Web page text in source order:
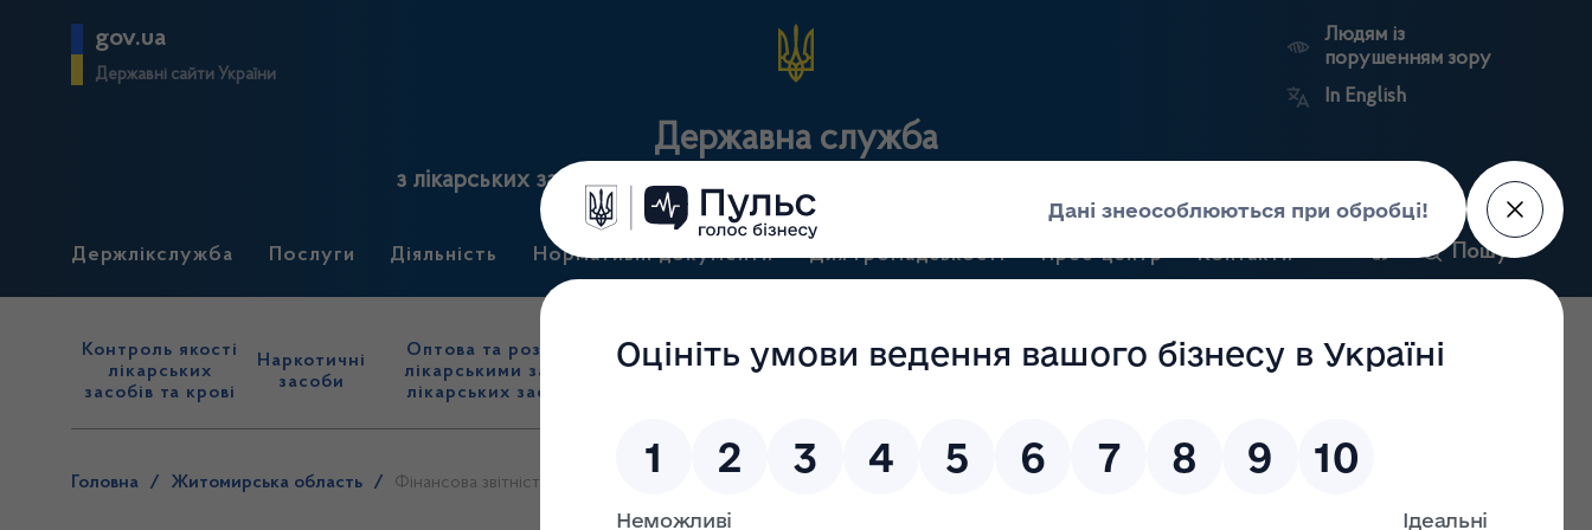
gov.ua
Державні сайти України
Державна служба
з лікарських засобів та контролю за наркотиками у Житомирській області
Людям із
порушенням зору
In English
Держлікслужба Послуги Діяльність Нормативні документи Для громадськості Прес-центр Контакти Пошук
Контроль якості
лікарських
засобів та крові
Наркотичні
засоби
Оптова та роздрібна торгівля
лікарськими засобами, імпорт
лікарських засобів (крім АФІ)
Державний
нагляд
виробництва лікарських
Ринковий
Державні
Антикорупційний
портал
Головна / Житомирська область / Фінансова звітність . Баланс на 01.01.2026